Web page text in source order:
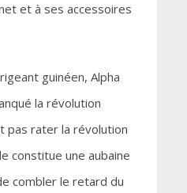
et à ses accessoires
guinéen, Alpha
la révolution
pas rater la révolution
constitue une aubaine
combler le retard du